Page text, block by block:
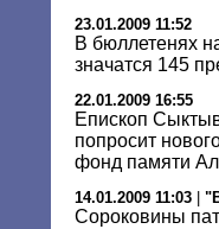
23.01.2009 11:52
В бюллетенях
значатся 145
22.01.2009 16:55
Епископ
попросит
фонд памяти
14.01.2009 11:03
Сороковины